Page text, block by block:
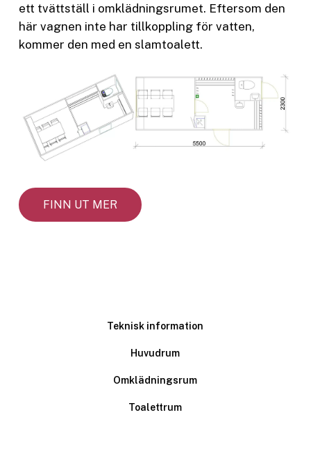
ett tvättställ i omklädningsrumet. Eftersom den
här vagnen inte har tillkoppling för vatten,
kommer den med en slamtoalett.
FINN UT MER
Teknisk information
Huvudrum
Omklädningsrum
Toalettrum